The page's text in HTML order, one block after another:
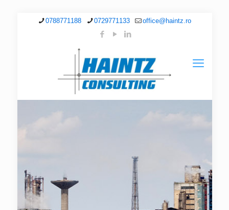
0788771188 0729771133 office@haintz.ro